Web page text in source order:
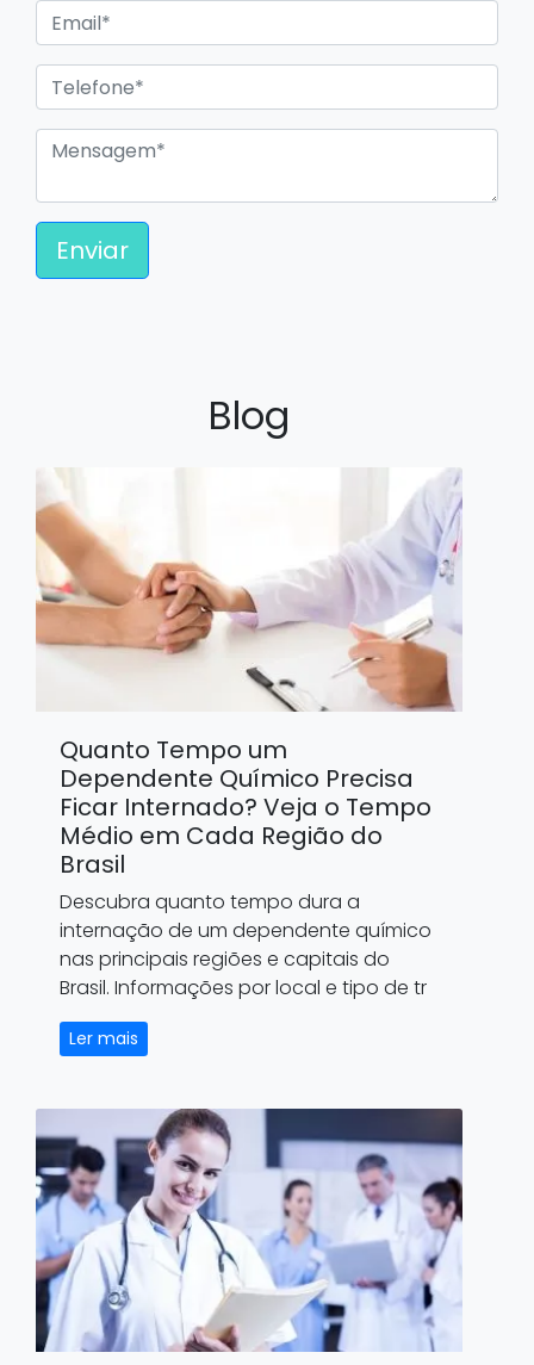
Enviar
Blog
Quanto Tempo um
Dependente Químico Precisa
Ficar Internado? Veja o Tempo
Médio em Cada Região do
Brasil
Descubra quanto tempo dura a
internação de um dependente químico
nas principais regiões e capitais do
Brasil. Informações por local e tipo de tr
Ler mais